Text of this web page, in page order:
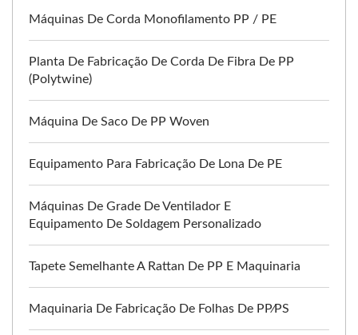
Máquinas De Corda Monofilamento PP / PE
Planta De Fabricação De Corda De Fibra De PP
(Polytwine)
Máquina De Saco De PP Woven
Equipamento Para Fabricação De Lona De PE
Máquinas De Grade De Ventilador E
Equipamento De Soldagem Personalizado
Tapete Semelhante A Rattan De PP E Maquinaria
Maquinaria De Fabricação De Folhas De PP⁄PS